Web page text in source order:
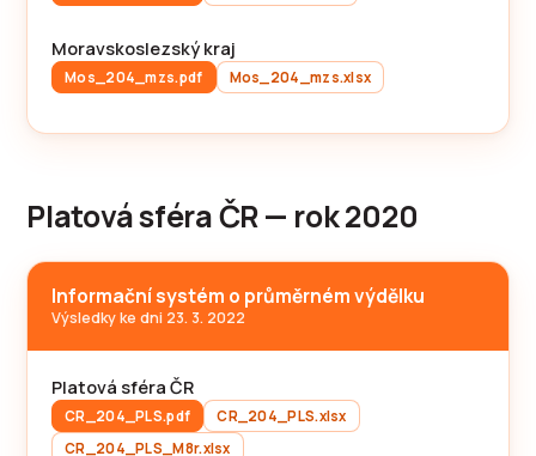
Moravskoslezský kraj
Mos_204_mzs.pdf Mos_204_mzs.xlsx
Platová sféra ČR — rok 2020
Informační systém o průměrném výdělku
Výsledky ke dni 23. 3. 2022
Platová sféra ČR
CR_204_PLS.pdf
CR_204_PLS.xlsx
CR_204_PLS_M8r.xlsx